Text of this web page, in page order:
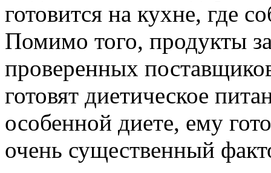
готовится на кухне, где
Помимо того, продукты
проверенных
готовят диетическое
особенной диете, ему
очень существенный